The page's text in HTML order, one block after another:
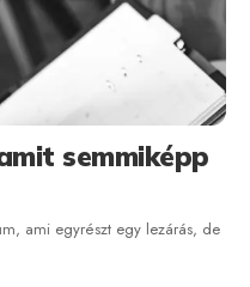
semmiképp
ami egyrészt egy lezárás, de